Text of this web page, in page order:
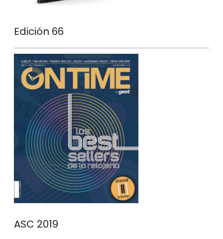
Edición 66
ASC 2019